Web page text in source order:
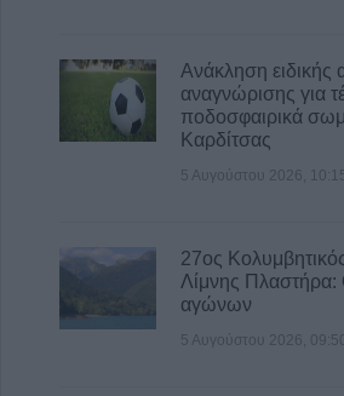
πρόεδρο του Εργατικού
5 Αυγούστου 2026, 12:16
Κριάρι τραυμάτισε σοβαρά
δοκιμάζουν τα ελαστικά του
περισσότερο από κάθε άλλη
5 Αυγούστου 2026, 11:51
ΛΑ.ΣΥ. Θεσσαλίας: "Να λυθεί τη
Ανάκληση ειδικής
αναγνώρισης για
ποδοσφαιρικά
Καρδίτσας
5 Αυγούστου 2026,
27ος
Λίμνης Πλαστήρα:
αγώνων
5 Αυγούστου 2026, 09:50